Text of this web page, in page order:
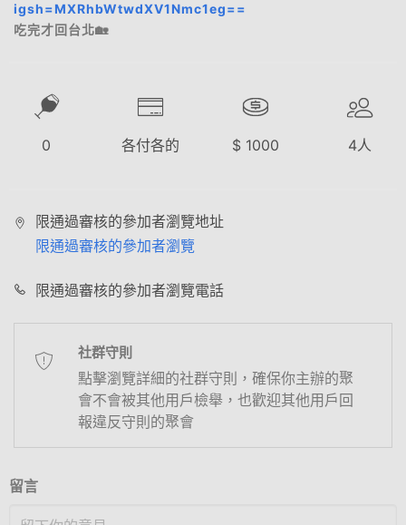
igsh=MXRhbWtwdXV1Nmc1eg==
吃完才回台北🏡
0 各付各的 $ 1000 4人
限通過審核的參加者瀏覽地址
限通過審核的參加者瀏覽
限通過審核的參加者瀏覽電話
社群守則
點擊瀏覽詳細的社群守則，確保你主辦的聚
會不會被其他用戶檢舉，也歡迎其他用戶回
報違反守則的聚會
留言